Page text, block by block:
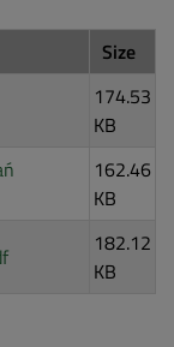
Size
174.53
KB
162.46
KB
182.12
KB